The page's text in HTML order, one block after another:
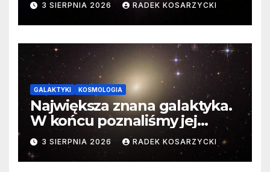
3 SIERPNIA 2026 RADEK KOSARZYCKI
GALAKTYKI KOSMOLOGIA
Największa znana galaktyka.
W końcu poznaliśmy jej
faktyczne wymiary
3 SIERPNIA 2026 RADEK KOSARZYCKI